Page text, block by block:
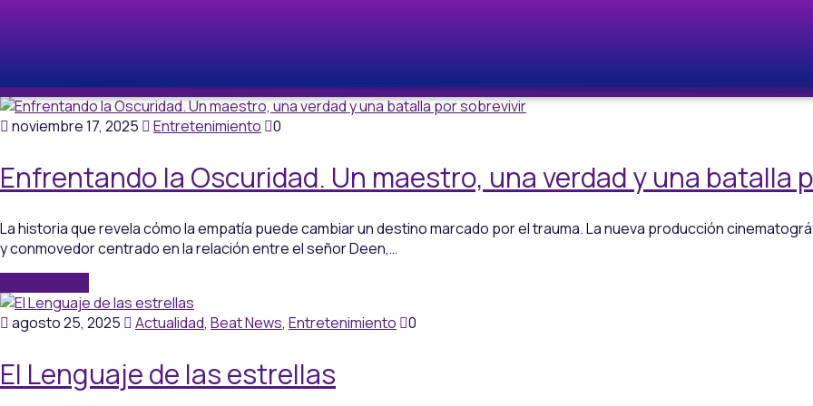
noviembre 17, 2025 Entretenimiento 0
Enfrentando la Oscuridad. Un maestro, una verdad y una batalla
La historia que revela cómo la empatía puede cambiar un destino marcado por el trauma. La nueva producción
y conmovedor centrado en la relación entre el señor Deen,…
agosto 25, 2025
Actualidad, Beat News, Entretenimiento 0
El Lenguaje de las estrellas